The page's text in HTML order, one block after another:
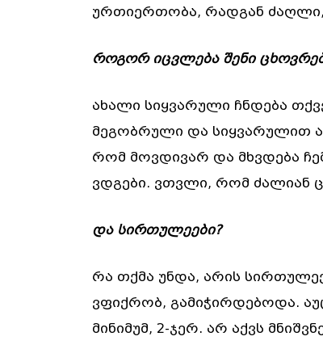
ურთიერთობა, რადგან
როგორ იცვლება შენი
ახალი სიყვარული ჩნდება
მეგობრული და სიყვარულით
რომ მოვდივარ და მხვდება
ვდგები. ვთვლი, რომ ძალიან
და სირთულეები?
რა თქმა უნდა, არის
ვფიქრობ, გამიჭირდებოდა.
მინიმუმ, 2-ჯერ. არ აქვს